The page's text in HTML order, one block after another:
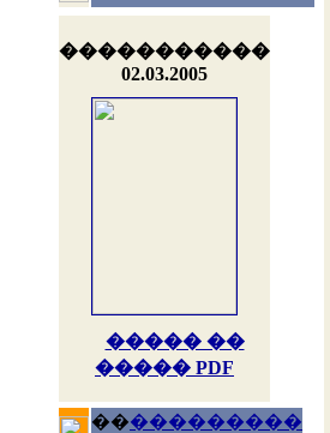
�����������
02.03.2005
����� ��
����� PDF
�����������